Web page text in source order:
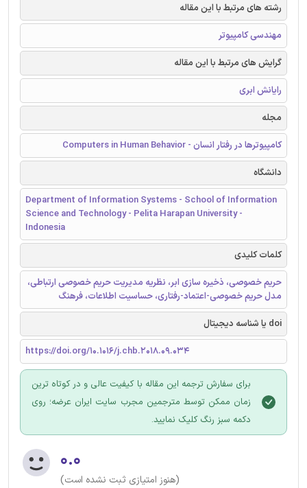
رشته های مرتبط با این مقاله
مهندسی کامپیوتر
گرایش های مرتبط با این مقاله
رایانش ابری
مجله
کامپیوترها در رفتار انسان - Computers in Human Behavior
دانشگاه
Department of Information Systems - School of Information
Science and Technology - Pelita Harapan University -
Indonesia
کلمات کلیدی
حریم خصوصی، ذخیره سازی ابر، نظریه مدیریت حریم خصوصی ارتباطی،
مدل حریم خصوصی-اعتماد-رفتاری، حساسیت اطلاعات، فرهنگ
doi یا شناسه دیجیتال
https://doi.org/10.1016/j.chb.2018.09.034
برای سفارش ترجمه این مقاله با کیفیت عالی و در کوتاه ترین
زمان ممکن توسط مترجمین مجرب سایت ایران عرضه؛ روی
دکمه سبز رنگ کلیک نمایید.
۰.۰
(هنوز امتیازی ثبت نشده است)